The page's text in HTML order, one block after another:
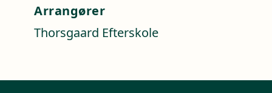
Arrangører
Thorsgaard Efterskole